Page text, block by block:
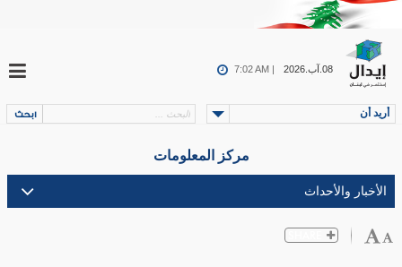
08.آب.2026 7:02 AM |
أريد أن
مركز المعلومات